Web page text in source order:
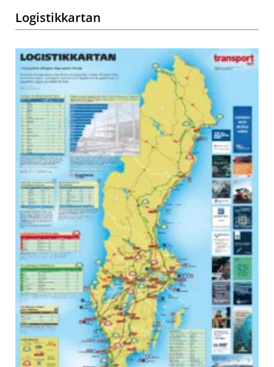
Logistikkartan